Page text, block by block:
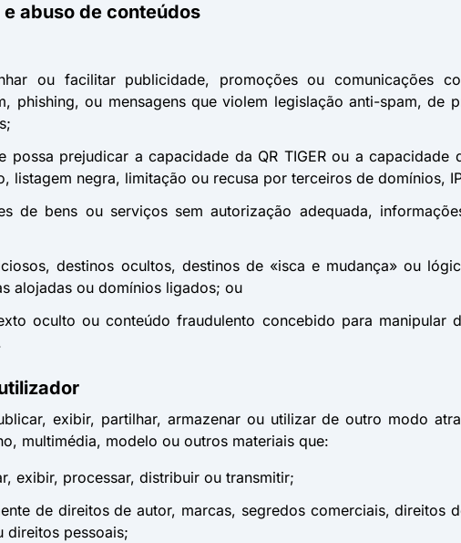
abuso de conteúdos
ou facilitar publicidade, promoções ou comunicações
phishing, ou mensagens que violem legislação anti-spam, de
prejudicar a capacidade da QR TIGER ou a capacidade
listagem negra, limitação ou recusa por terceiros de domínios,
de bens ou serviços sem autorização adequada,
destinos ocultos, destinos de «isca e mudança» ou
alojadas ou domínios ligados; ou
oculto ou conteúdo fraudulento concebido para manipular
exibir, partilhar, armazenar ou utilizar de outro modo
multimédia, modelo ou outros materiais que:
exibir, processar, distribuir ou transmitir;
de direitos de autor, marcas, segredos comerciais, direitos
direitos pessoais;